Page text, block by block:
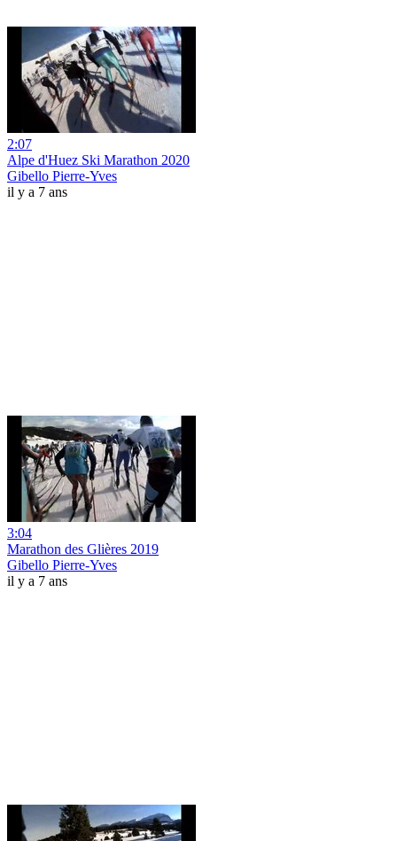
2:07
Alpe d'Huez Ski Marathon 2020
Gibello Pierre-Yves
il y a 7 ans
3:04
Marathon des Glières 2019
Gibello Pierre-Yves
il y a 7 ans